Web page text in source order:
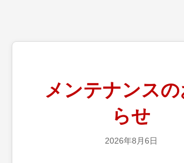
メンテナンスの
らせ
2026年8月6日